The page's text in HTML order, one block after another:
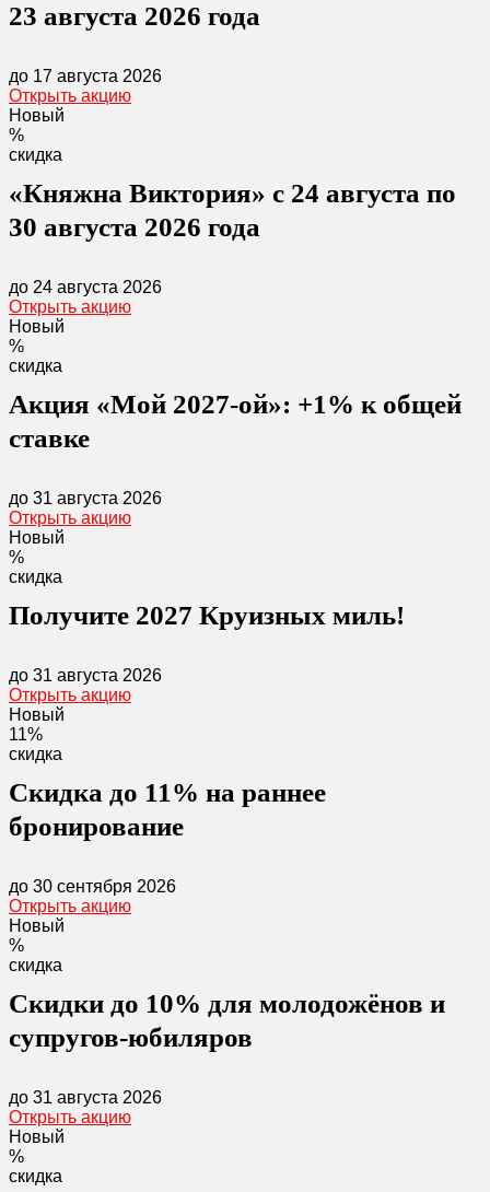
23 августа 2026 года
до 17 августа 2026
Открыть акцию
Новый
%
скидка
«Княжна Виктория» с 24 августа по
30 августа 2026 года
до 24 августа 2026
Открыть акцию
Новый
%
скидка
Акция «Мой 2027-ой»: +1% к общей
ставке
до 31 августа 2026
Открыть акцию
Новый
%
скидка
Получите 2027 Круизных миль!
до 31 августа 2026
Открыть акцию
Новый
11%
скидка
Скидка до 11% на раннее
бронирование
до 30 сентября 2026
Открыть акцию
Новый
%
скидка
Скидки до 10% для молодожёнов и
супругов-юбиляров
до 31 августа 2026
Открыть акцию
Новый
%
скидка